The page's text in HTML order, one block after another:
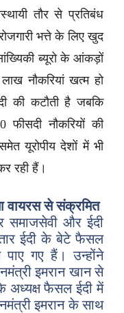
तौर से प्रतिबंध
भत्ते के लिए खुद
ब्यूरो के आंकड़ों
नौकरियां खत्म हो
की कटौती है जबकि
नौकरियों की
यूरोपीय देशों में भी
रही हैं।
वायरस से संक्रमित
समाजसेवी और ईदी
ईदी के बेटे फैसल
पाए गए हैं। उन्होंने
इमरान खान से
अध्यक्ष फैसल ईदी में
इमरान के साथ